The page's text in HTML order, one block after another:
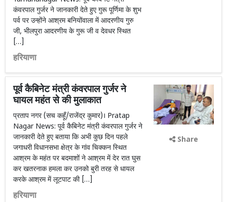
कंवरपाल गुर्जर ने जानकारी देते हुए गुरू पूर्णिमा के शुभ
पर्व पर उन्होंने आश्रम बनियोंवाला में आदरणीय गुरु
जी, भीलपुरा आदरणीय के गुरू जी व देवधर स्थित
[…]
हरियाणा
पूर्व कैबिनेट मंत्री कंवरपाल गुर्जर ने
घायल महंत से की मुलाकात
प्रताप नगर (सच कहूँ/राजेंद्र कुमार)। Pratap
Nagar News: पूर्व कैबिनेट मंत्री कंवरपाल गुर्जर ने
जानकारी देते हुए बताया कि अभी कुछ दिन पहले
जगाधरी विधानसभा क्षेत्र के गांव चिक्कन स्थित
आश्रम के महंत पर बदमाशों ने आश्रम में देर रात घुस
कर खतरनाक हमला कर उनको बुरी तरह से धायल
करके आश्रम में लूटपाट की […]
हरियाणा
Share